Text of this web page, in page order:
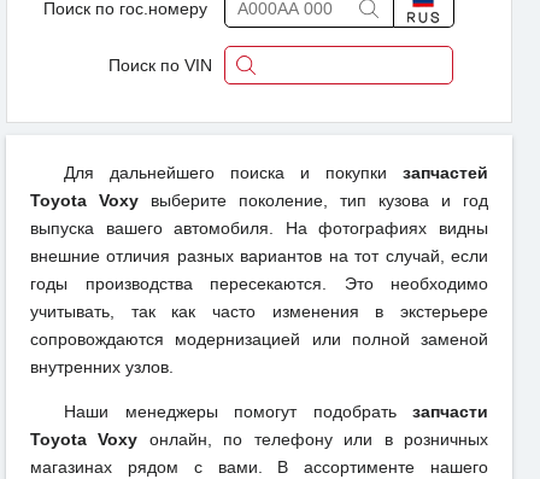
Поиск по гос.номеру
Поиск по VIN
Для дальнейшего поиска и покупки запчастей
Toyota Voxy выберите поколение, тип кузова и год
выпуска вашего автомобиля. На фотографиях видны
внешние отличия разных вариантов на тот случай, если
годы производства пересекаются. Это необходимо
учитывать, так как часто изменения в экстерьере
сопровождаются модернизацией или полной заменой
внутренних узлов.
Наши менеджеры помогут подобрать запчасти
Toyota Voxy онлайн, по телефону или в розничных
магазинах рядом с вами. В ассортименте нашего